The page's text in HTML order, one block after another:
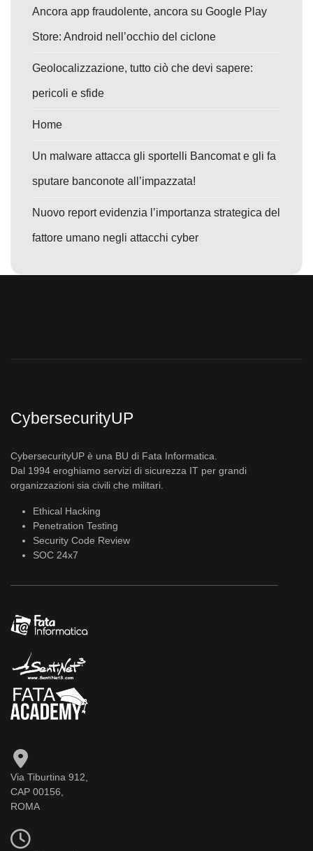
Ancora app fraudolente, ancora su Google Play
Store: Android nell’occhio del ciclone
Geolocalizzazione, tutto ciò che devi sapere:
pericoli e sfide
Home
Un malware attacca gli sportelli Bancomat e gli fa
sputare banconote all’impazzata!
Nuovo report evidenzia l’importanza strategica del
fattore umano negli attacchi cyber
CybersecurityUP
CybersecurityUP è una BU di Fata Informatica.
Dal 1994 eroghiamo servizi di sicurezza IT per grandi
organizzazioni sia civili che militari.
Ethical Hacking
Penetration Testing
Security Code Review
SOC 24x7
Via Tiburtina 912,
CAP 00156,
ROMA